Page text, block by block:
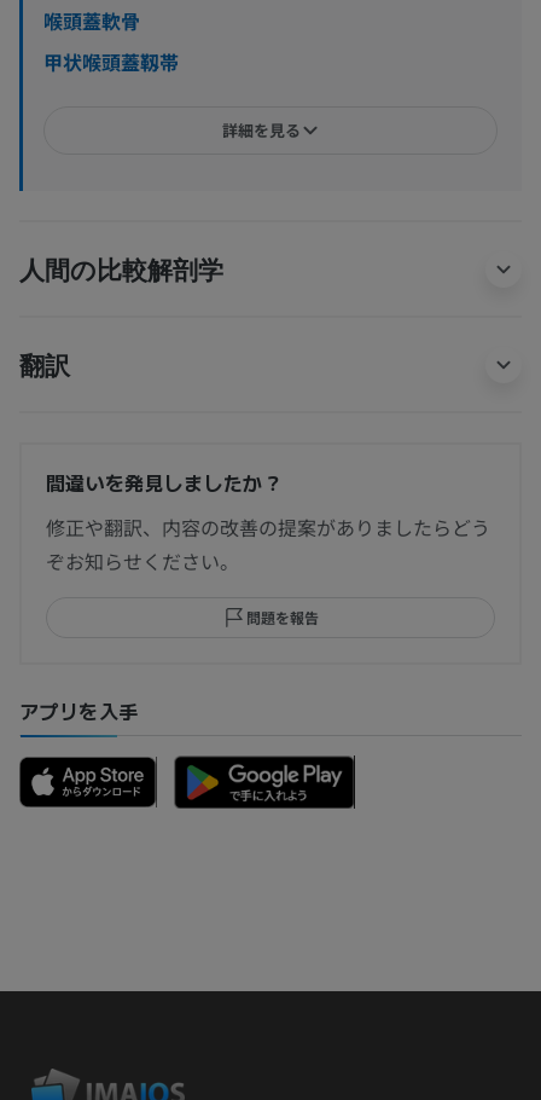
喉頭蓋軟骨
甲状喉頭蓋靱帯
詳細を見る
人間の比較解剖学
翻訳
間違いを発見しましたか？
修正や翻訳、内容の改善の提案がありましたらどう
ぞお知らせください。
問題を報告
アプリを入手